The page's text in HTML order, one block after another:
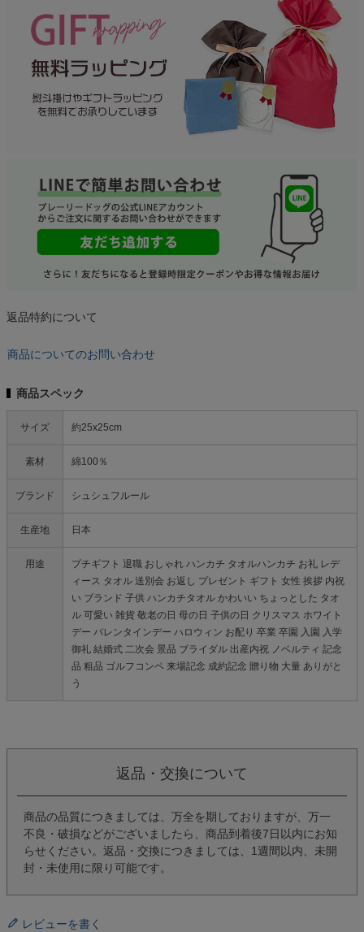
返品特約について
商品についてのお問い合わせ
商品スペック
サイズ 約25x25cm
素材 綿100％
ブランド シュシュフルール
生産地 日本
用途
プチギフト 退職 おしゃれ ハンカチ タオルハンカチ お礼 レデ
ィース タオル 送別会 お返し プレゼント ギフト 女性 挨拶 内祝
い ブランド 子供 ハンカチタオル かわいい ちょっとした タオ
ル 可愛い 雑貨 敬老の日 母の日 子供の日 クリスマス ホワイト
デー バレンタインデー ハロウィン お配り 卒業 卒園 入園 入学
御礼 結婚式 二次会 景品 ブライダル 出産内祝 ノベルティ 記念
品 粗品 ゴルフコンペ 来場記念 成約記念 贈り物 大量 ありがと
う
返品・交換について
商品の品質につきましては、万全を期しておりますが、万一
不良・破損などがございましたら、商品到着後7日以内にお知
らせください。返品・交換につきましては、1週間以内、未開
封・未使用に限り可能です。
レビューを書く